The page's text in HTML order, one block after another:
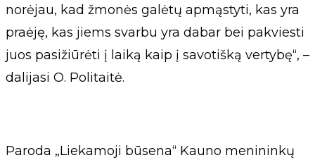
norėjau, kad žmonės galėtų apmąstyti, kas yra
praėję, kas jiems svarbu yra dabar bei pakviesti
juos pasižiūrėti į laiką kaip į savotišką vertybę“, –
dalijasi O. Politaitė.
Paroda „Liekamoji būsena“ Kauno menininkų